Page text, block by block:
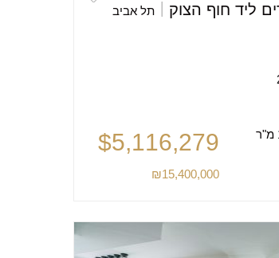
ליד חוף הצוק תל אביב
$5,116,279
₪15,400,000